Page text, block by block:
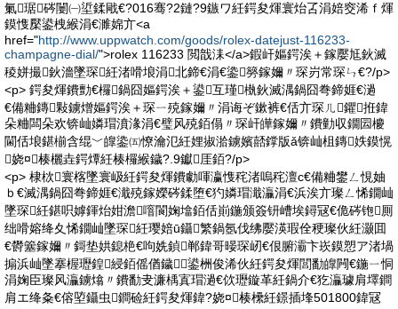
氭琚硶闄㈠垽鍒戙€?016骞?2鏈?9鏃ワ紝鍔夋煇寰炲叾涓婄窔浠ｆ煇
鏌愯檿鍙栧緱涓€濉婂亣<a
href="http://www.uppwatch.com/goods/rolex-datejust-116233-
champagne-dial/">rolex 116233 閲戠洡</a>鍜屽嫗鍔涘＋鎵嬮尪鈥滅
稜姘撮鈥濇墜琛紝渚嗗埌涓北鍗€涓€鍌簩鎵嬭〃琛岃常琛ㄣ€?/p>
<p> 鍔夋煇鐨勯€欏鍋囧嫗鍔涘＋鍙互瑾槸鈥滅湡鍋囧弮鍗娾€濄
€備粬鏄敤鐪熷嫗鍔涘＋琛ㄧ殑鎵嬭〃涓诲ぞ鏉裤€佸亣琛ㄦ鑺拰鍏
朵粬闆朵欢锛屾嫾瑁濆湪涓€璧风殑銆傝〃琛屽皣鎵嬭〃鐨勭収鐗囩櫦
閫佸埌鍖椾含绲﹀皥鍌㈤憭瀹氾紝娌掓湁鐪嬪嚭鐣版ǎ锛屾柤鏄妷鏌愰
娆¤楱欐垚鍔燂紝楱欏緱鐬?.9钀厓銆?/p>
<p> 棣栨寰楁墜寰岋紝鍔夋煇鐨勮喗瀛愯秺渚嗚秺澶с€備粬鐢ㄥ悓妯
ｂ€滅湡鍋囧弮鍗娾€濈殑鎵嬫硶鍒堕€犳嫾瑁濈灜涓€浜涘亣璨ㄥ悕鐗屾
墜琛紝鍖呮嫭鍕炲姏澹噾閬婅墖銆佸崱鍦颁簽钘嶆埃鐞冦€佹硶铇厠
绌嗗嫆绛夊悕鐗屾墜琛紝璎婄ū鑷繁鍋氬伐绋嬮渶瑕佺稉璨伙紝灏囬
€欎簺鎵嬭〃鎶垫娂鎴栬€呴姺鍞郸鍏哥暥琛屻€佷腑灞卞崁鏌愬ア渚堝
搧浜屾墜搴楃瓑鍠綅銆傜偤鐬鍙栦俊浠伙紝鍔夋煇閭勫皥闁€鍦ㄧ恫
涓婅臣璨风灜鐪熻〃鐨勫叏濂楀寘瑁濄€佽瓑鏇革紝鍋介€犵灜璩肩墿鐧
肩エ绛夈€傛埅鑷虫鐧硷紝鍔夋煇鍏?娆¤楱欙紝鐛插埄501800鍏冦